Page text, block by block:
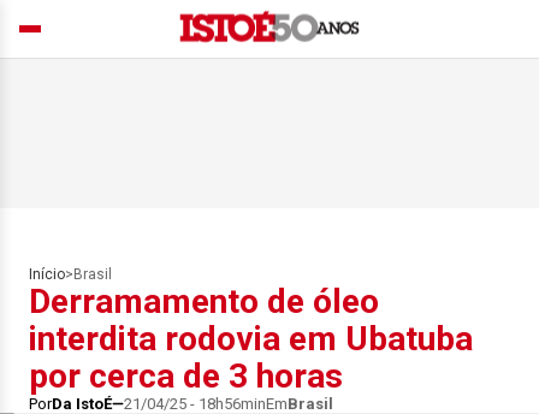
Início> Brasil
Derramamento de óleo
interdita rodovia em Ubatuba
por cerca de 3 horas
PorDa IstoÉ 21/04/25 - 18h56minEmBrasil